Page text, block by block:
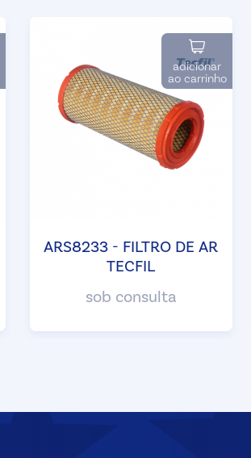
adicionar
ao carrinho
ARS8233 - FILTRO DE AR
TECFIL
sob consulta